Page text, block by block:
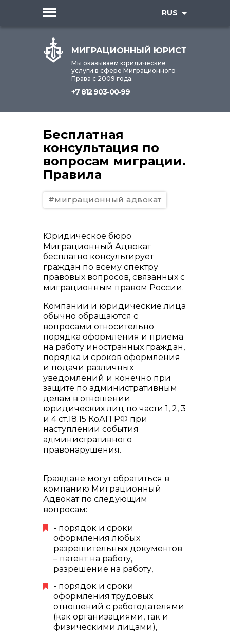
RUS
МИГРАЦИОННЫЙ ЮРИСТ
Мы оказываем юридические
услуги в сфере Миграционного
Права с 2009 года.
+7 812 903-00-99
Бесплатная
консультация по
вопросам миграции.
Правила
#миграционный адвокат
Юридическое бюро
Миграционный Адвокат
бесплатно консультирует
граждан по всему спектру
правовых вопросов, связанных с
миграционным правом России.
Компании и юридические лица
обычно обращаются с
вопросами относительно
порядка оформления и приема
на работу иностранных граждан,
порядка и сроков оформления
и подачи различных
уведомлений и конечно при
защите по административным
делам в отношении
юридических лиц по части 1, 2, 3
и 4 ст.18.15 КоАП РФ при
наступлении события
административного
правонарушения.
Граждане могут обратиться в
компанию Миграционный
Адвокат по следующим
вопросам:
- порядок и сроки
оформления любых
разрешительных документов
– патент на работу,
разрешение на работу,
- порядок и сроки
оформления трудовых
отношений с работодателями
(как организациями, так и
физическими лицами),